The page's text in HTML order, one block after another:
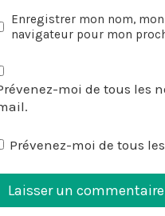
Enregistrer mon nom,
navigateur pour mon
moi de tous les
Prévenez-moi de tous